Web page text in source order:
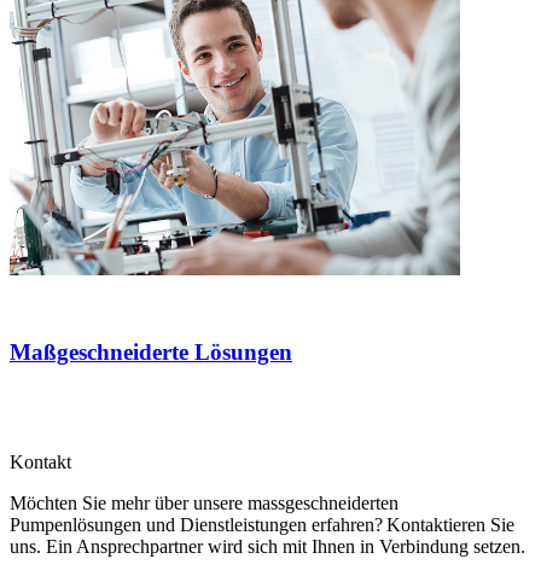
Maßgeschneiderte Lösungen
Kontakt
Möchten Sie mehr über unsere massgeschneiderten
Pumpenlösungen und Dienstleistungen erfahren? Kontaktieren Sie
uns. Ein Ansprechpartner wird sich mit Ihnen in Verbindung setzen.